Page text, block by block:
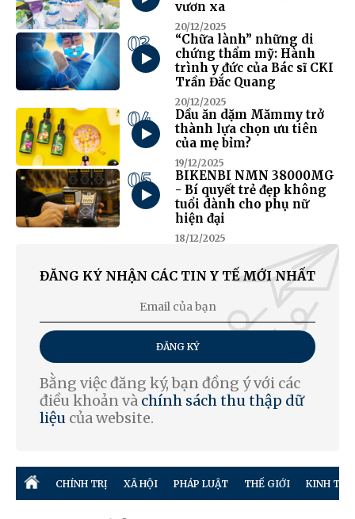
vươn xa
20/12/2025
03
“Chữa lành” những di
chứng thẩm mỹ: Hành
trình y đức của Bác sĩ CKI
Trần Đắc Quang
20/12/2025
04
Dầu ăn dặm Mămmy trở
thành lựa chọn ưu tiên
của mẹ bỉm?
19/12/2025
05
BIKENBI NMN 38000MG
- Bí quyết trẻ đẹp không
tuổi dành cho phụ nữ
hiện đại
18/12/2025
ĐĂNG KÝ NHẬN CÁC TIN Y TẾ MỚI NHẤT
ĐĂNG KÝ
Bằng việc đăng ký, bạn đồng ý với các
điều khoản và chính sách thu thập dữ
liệu của website.
CHÍNH TRỊ XÃ HỘI PHÁP LUẬT THẾ GIỚI KINH TẾ